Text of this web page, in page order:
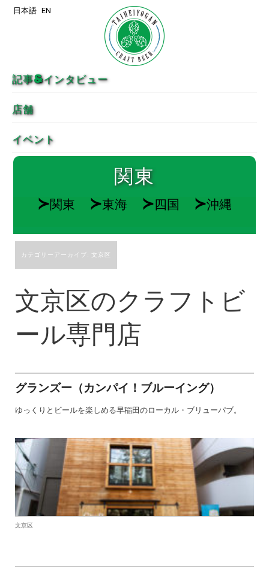
記事&インタビュー
店舗
イベント
日本語 EN
関東
≻関東 ≻東海 ≻四国 ≻沖縄
カテゴリーアーカイブ: 文京区
文京区のクラフトビ
ール専門店
グランズー（カンパイ！ブルーイング）
ゆっくりとビールを楽しめる早稲田のローカル・ブリューパブ。
文京区